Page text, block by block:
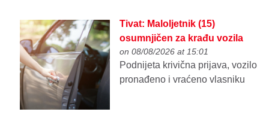
Tivat: Maloljetnik (15)
osumnjičen za krađu vozila
on 08/08/2026 at 15:01
Podnijeta krivična prijava, vozilo
pronađeno i vraćeno vlasniku